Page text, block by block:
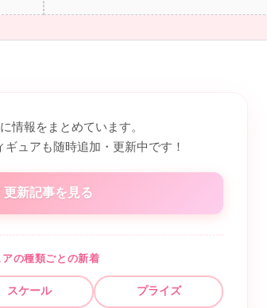
情報をまとめています。
ュアも随時追加・更新中です！
更新記事を見る
の種類ごとの新着
スケール プライズ